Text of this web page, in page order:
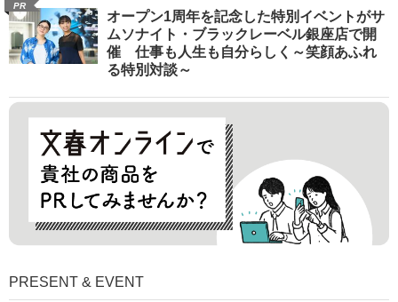
PR
オープン1周年を記念した特別イベントがサ
ムソナイト・ブラックレーベル銀座店で開
催 仕事も人生も自分らしく～笑顔あふれ
る特別対談～
PRESENT & EVENT